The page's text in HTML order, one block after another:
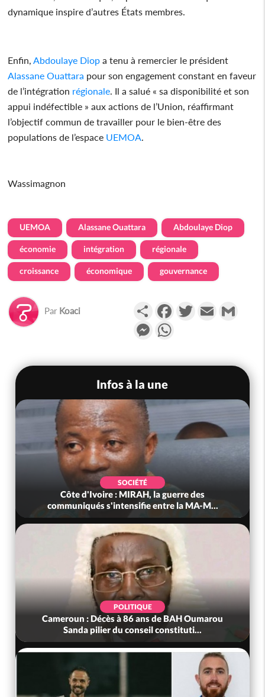
dynamique inspire d’autres États membres.
Enfin, Abdoulaye Diop a tenu à remercier le président
Alassane Ouattara pour son engagement constant en faveur
de l’intégration régionale . Il a salué « sa disponibilité et son
appui indéfectible » aux actions de l’Union, réaffirmant
l’objectif commun de travailler pour le bien-être des
populations de l’espace UEMOA
Wassimagnon
UEMOA Alassane Ouattara Abdoulaye Diop
économie intégration régionale
croissance économique gouvernance
Par Koaci PartagerFacebookTwitterEmail
Messenger
Infos à la une
SOCIÉTÉ
Côte d'Ivoire : MIRAH, la guerre des
communiqués s'intensifie entre la MA-M...
POLITIQUE
Cameroun : Décès à 86 ans de BAH Oumarou
Sanda pilier du conseil constituti...